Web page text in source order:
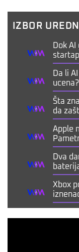
IZBOR
Dok
Da li
Šta
da
Apple
Dva
Xbox